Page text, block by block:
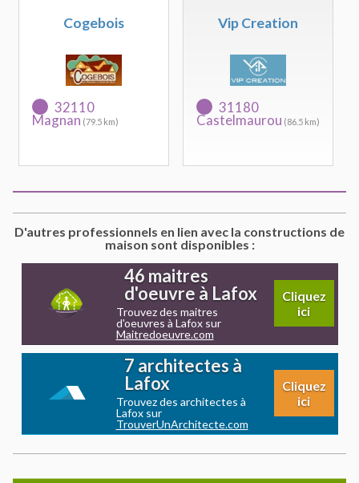
Cogebois
32110
Magnan (79.5 km)
Vip Creation
31180
Castelmaurou (86.5 km)
D'autres professionnels en lien avec la constructions de
maison sont disponibles :
46 maitres
d'oeuvre à Lafox
Trouvez des maitres
d'oeuvres à Lafox sur
Maitredoeuvre.com
Cliquez
ici
7 architectes à
Lafox
Trouvez des architectes à
Lafox sur
TrouverUnArchitecte.com
Cliquez
ici